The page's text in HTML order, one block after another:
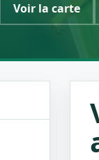
Voir la carte